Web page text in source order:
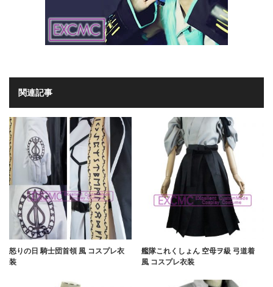
関連記事
怒りの日 騎士団首領 風 コスプレ衣
装
艦隊これくしょん 空母ヲ級 弓道着
風 コスプレ衣装